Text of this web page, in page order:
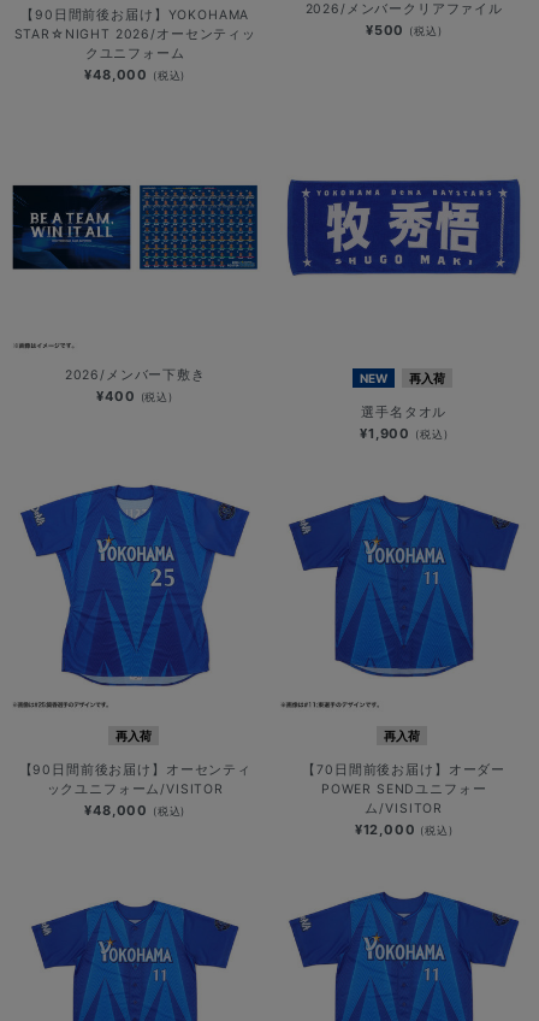
【90日間前後お届け】YOKOHAMA
STAR☆NIGHT 2026/オーセンティッ
クユニフォーム
¥48,000 (税込)
2026/メンバークリアファイル
¥500 (税込)
2026/メンバー下敷き
¥400 (税込)
NEW 再入荷
選手名タオル
¥1,900 (税込)
再入荷
【90日間前後お届け】オーセンティ
ックユニフォーム/VISITOR
¥48,000 (税込)
再入荷
【70日間前後お届け】オーダー
POWER SENDユニフォー
ム/VISITOR
¥12,000 (税込)